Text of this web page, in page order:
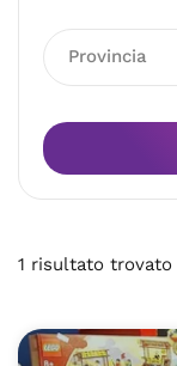
Provincia
1 risultato trovato